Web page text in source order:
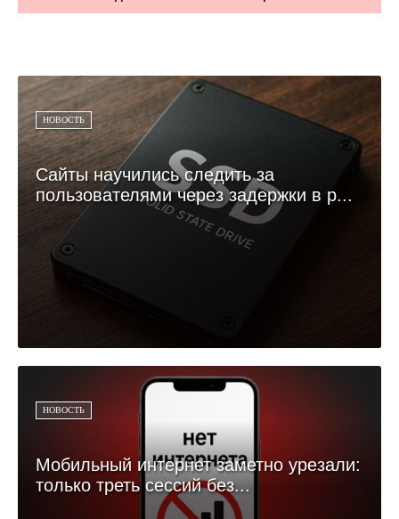
НОВОСТЬ
Сайты научились следить за
пользователями через задержки в р...
НОВОСТЬ
Мобильный интернет заметно урезали:
только треть сессий без...